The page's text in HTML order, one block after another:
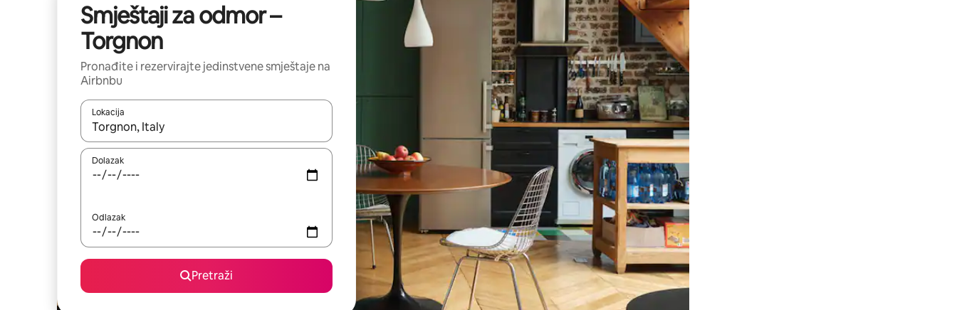
Smještaji za odmor –
Torgnon
Pronađite i rezervirajte jedinstvene smještaje na
Airbnbu
Lokacija
Kada budu dostupni rezultati, moći ćete ih pregledati koristeći se strelicama prema gore i prema dolje, kao i dodirom ili prelaskom prstom po zaslonu.
Dolazak
Odlazak
Pretraži